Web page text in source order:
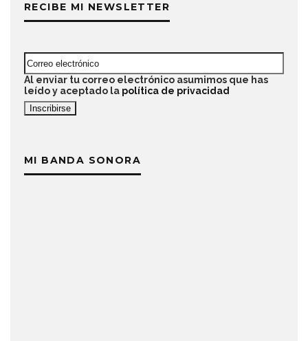
RECIBE MI NEWSLETTER
Al enviar tu correo electrónico asumimos que has
leído y aceptado la política de privacidad
MI BANDA SONORA